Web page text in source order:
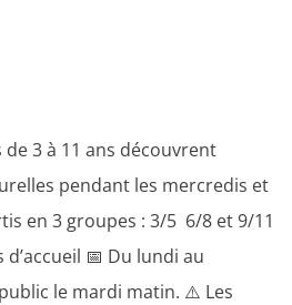
de 3 à 11 ans découvrent
pendant les mercredis et
en 3 groupes : 3/5 6/8 et 9/11
📅 Du lundi au
le mardi matin. ⚠️ Les